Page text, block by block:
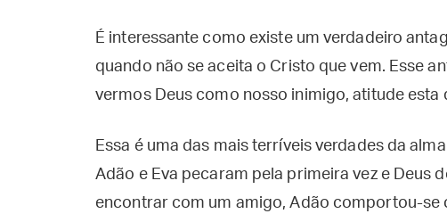
É interessante como existe um verdadeiro
quando não se aceita o Cristo que vem. Esse
vermos Deus como nosso inimigo, atitude esta
Essa é uma das mais terríveis verdades da
Adão e Eva pecaram pela primeira vez e Deus
encontrar com um amigo, Adão comportou-se